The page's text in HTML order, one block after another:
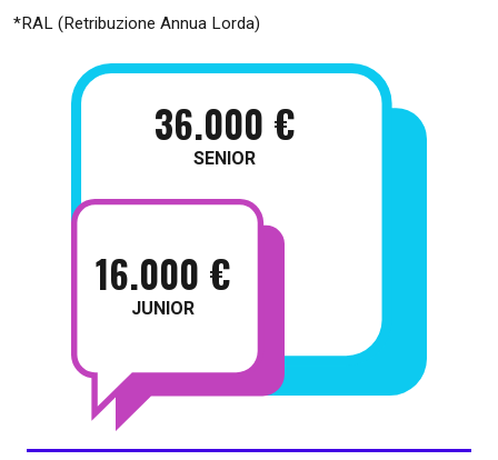
*RAL (Retribuzione Annua Lorda)
16.000 €
JUNIOR
36.000 €
SENIOR